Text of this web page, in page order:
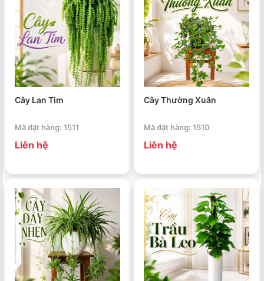
Cây Lan Tim
Mã đặt hàng: 1511
Liên hệ
Cây Thường Xuân
Mã đặt hàng: 1510
Liên hệ